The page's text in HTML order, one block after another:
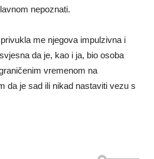
nepoznati.
me njegova impulzivna i
da je, kao i ja, bio osoba
vremenom na
da je sad ili nikad nastaviti vezu s